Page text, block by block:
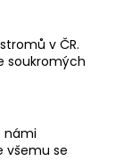
v ČR.
soukromých
námi
všemu se